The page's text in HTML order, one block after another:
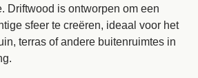
Driftwood is ontworpen om een
sfeer te creëren, ideaal voor het
terras of andere buitenruimtes in